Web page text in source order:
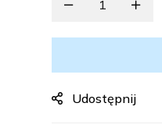
Udostępnij